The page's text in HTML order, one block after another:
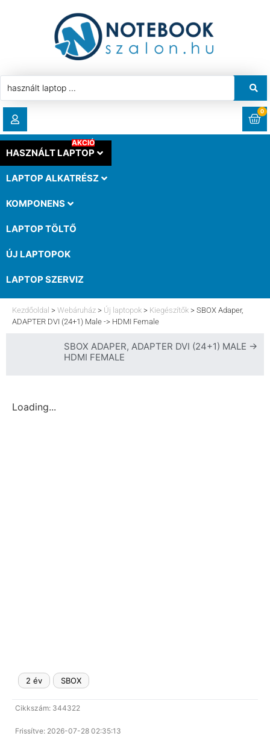
RENDELÉSEK
CÍMEK
FIÓKADATOK
ELFELEJTETT JELSZÓ
0
HASZNÁLT LAPTOP
AKCIÓ
LAPTOP ALKATRÉSZ
KOMPONENS
LAPTOP TÖLTŐ
ÚJ LAPTOPOK
LAPTOP SZERVIZ
Kezdőoldal > Webáruház > Új laptopok > Kiegészítők > SBOX Adaper,
ADAPTER DVI (24+1) Male -> HDMI Female
SBOX ADAPER, ADAPTER DVI (24+1) MALE ->
HDMI FEMALE
Loading...
2 év SBOX
Cikkszám: 344322
Frissítve: 2026-07-28 02:35:13